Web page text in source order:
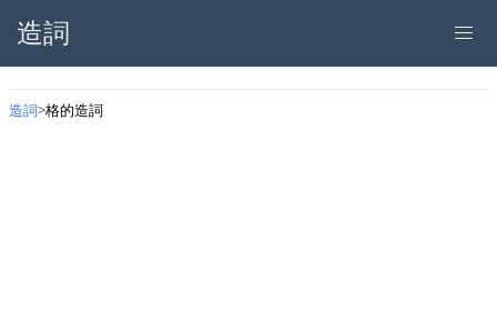
造詞
造詞 格的造詞